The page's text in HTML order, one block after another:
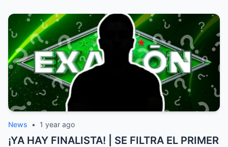
News • 1 year ago
¡YA HAY FINALISTA! | SE FILTRA EL PRIMER